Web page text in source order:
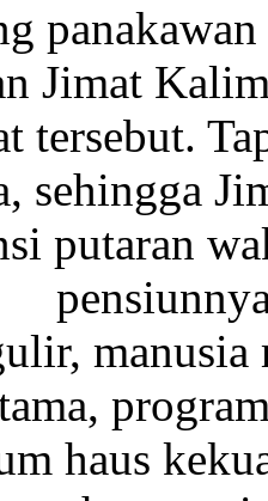
Jimat
tersebut.
sehingga
putaran
haus